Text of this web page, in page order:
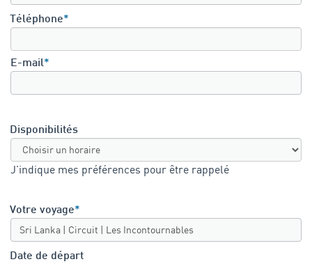
Téléphone*
E-mail *
Disponibilités
J'indique mes préférences pour être rappelé
Votre voyage*
Date de départ